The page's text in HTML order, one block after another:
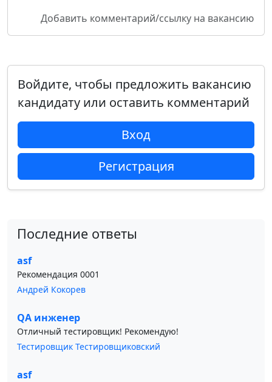
Добавить комментарий/ссылку на вакансию
Войдите, чтобы предложить вакансию
кандидату или оставить комментарий
Вход
Регистрация
Последние ответы
asf
Рекомендация 0001
Андрей Кокорев
QA инженер
Отличный тестировщик! Рекомендую!
Тестировщик Тестировщиковский
asf